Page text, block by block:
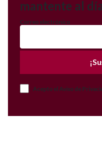
mantente al
Correo electrónico
Acepto el Aviso de